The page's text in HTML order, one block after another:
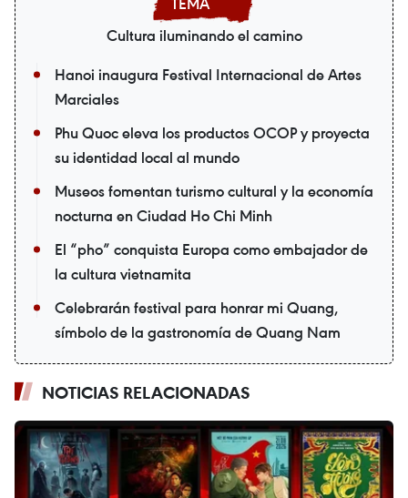
Cultura iluminando el camino
Hanoi inaugura Festival Internacional de Artes
Marciales
Phu Quoc eleva los productos OCOP y proyecta
su identidad local al mundo
Museos fomentan turismo cultural y la economía
nocturna en Ciudad Ho Chi Minh
El “pho” conquista Europa como embajador de
la cultura vietnamita
Celebrarán festival para honrar mi Quang,
símbolo de la gastronomía de Quang Nam
NOTICIAS RELACIONADAS